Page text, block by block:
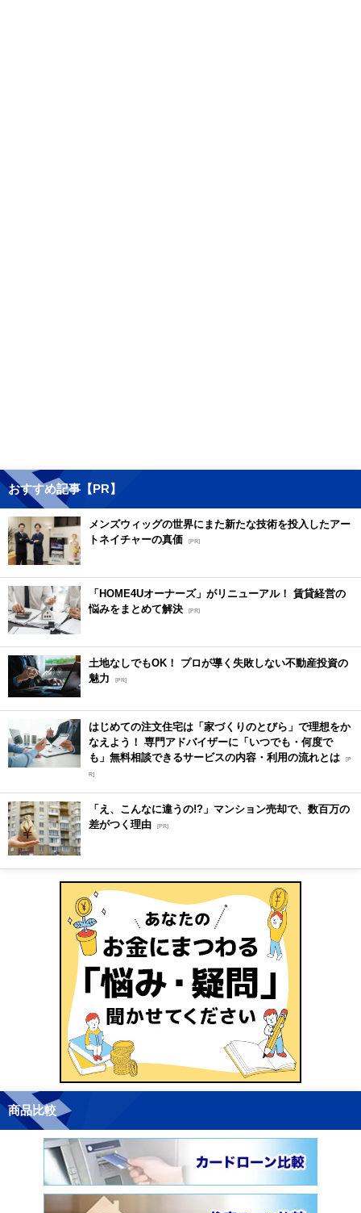
おすすめ記事【PR】
メンズウィッグの世界にまた新たな技術を投入したアー
トネイチャーの真価 [PR]
「HOME4Uオーナーズ」がリニューアル！ 賃貸経営の
悩みをまとめて解決 [PR]
土地なしでもOK！ プロが導く失敗しない不動産投資の
魅力
[PR]
はじめての注文住宅は「家づくりのとびら」で理想をか
なえよう！ 専門アドバイザーに「いつでも・何度で
も」無料相談できるサービスの内容・利用の流れとは [P
R]
「え、こんなに違うの!?」マンション売却で、数百万の
差がつく理由 [PR]
商品比較